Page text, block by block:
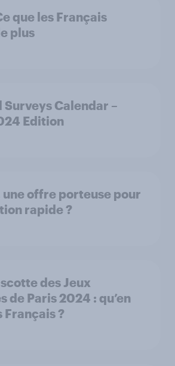
que les Français
plus
Surveys Calendar –
Edition
une offre porteuse pour
rapide ?
des Jeux
de Paris 2024 : qu’en
Français ?